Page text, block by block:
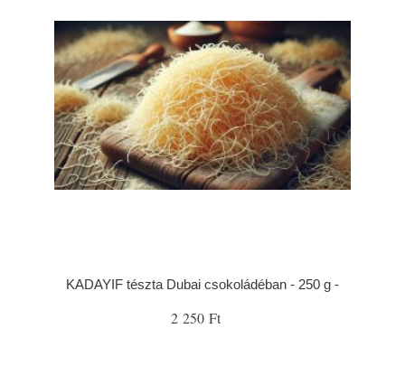
KADAYIF tészta Dubai csokoládéban - 250 g -
2 250 Ft